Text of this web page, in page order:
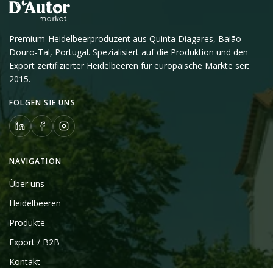
Premium-Heidelbeerproduzent aus Quinta Diagares, Baião —
Douro-Tal, Portugal. Spezialisiert auf die Produktion und den
Export zertifizierter Heidelbeeren für europäische Märkte seit
2015.
FOLGEN SIE UNS
NAVIGATION
Über uns
Heidelbeeren
Produkte
Export / B2B
Kontakt